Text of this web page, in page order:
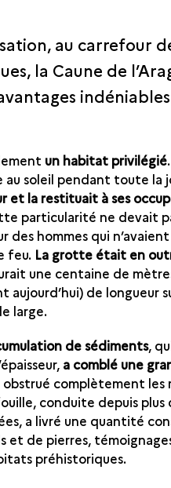
au carrefour
la Caune de
un habitat privilégié
au soleil pendant toute la
et la restituait à ses
particularité ne devait
des hommes qui
feu. La grotte était en
une centaine de
aujourd’hui) de longueur
large.
de sédiments,
a comblé une
complètement les
conduite depuis plus
a livré une quantité
et de pierres,
préhistoriques.